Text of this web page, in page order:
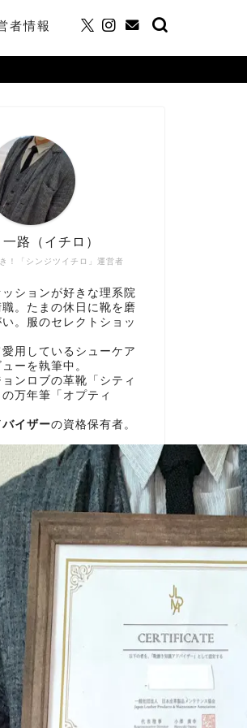
者情報
！「シンジツイチロ」運営者
路（イチロ）
ションが好きな理系院
。たまの休日に靴を磨
。服のセレクトショッ
用しているシューケア
ーを執筆中。
ンロブの革靴「シティ
万年筆「オプティ
イザーの資格保有者。